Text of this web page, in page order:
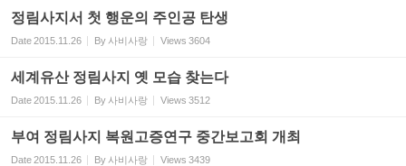
정림사지서 첫 행운의 주인공 탄생
Date2015.11.26 By 사비사랑 Views 3604
세계유산 정림사지 옛 모습 찾는다
Date2015.11.26 By 사비사랑 Views 3512
부여 정림사지 복원고증연구 중간보고회 개최
Date2015.11.26 By 사비사랑 Views 3439